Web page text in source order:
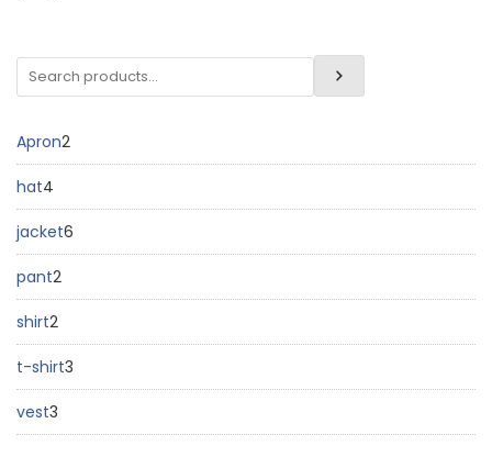
Apron2
hat4
jacket6
pant2
shirt2
t-shirt3
vest3